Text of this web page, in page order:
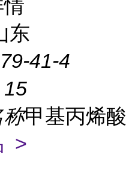
东
79-41-4
15
称甲基丙烯酸
>